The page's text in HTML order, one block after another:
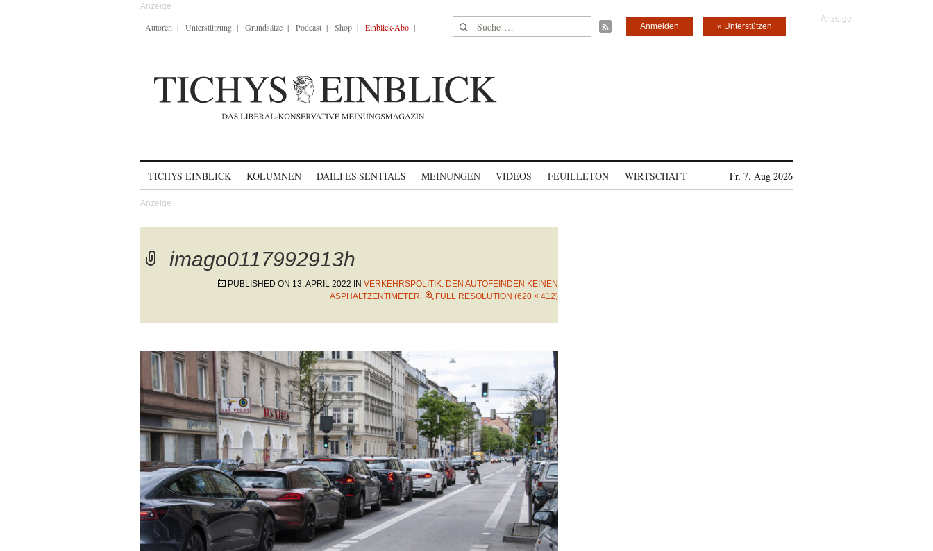
Autoren Unterstützung Grundsätze Podcast Shop Einblick-Abo Suche nach: » Unterstützen
Anmelden
TICHYS EINBLICK KOLUMNEN DAILI|ES|SENTIALS MEINUNGEN VIDEOS FEUILLETON WIRTSCHAFT Fr, 7. Aug 2026
imago0117992913h
PUBLISHED ON 13. APRIL 2022 IN VERKEHRSPOLITIK: DEN AUTOFEINDEN KEINEN
ASPHALTZENTIMETER
FULL RESOLUTION (620 × 412)